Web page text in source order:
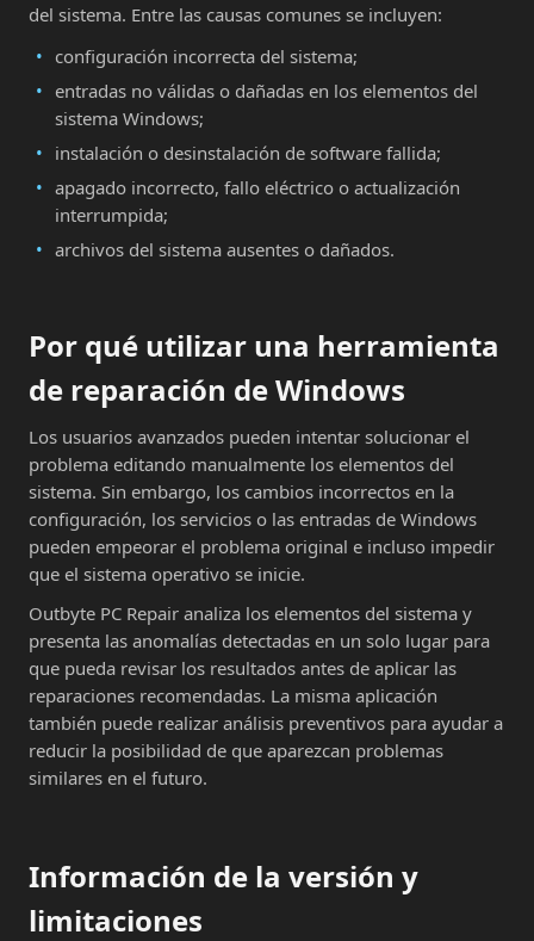
del sistema. Entre las causas comunes se incluyen:
configuración incorrecta del sistema;
entradas no válidas o dañadas en los elementos del
sistema Windows;
instalación o desinstalación de software fallida;
apagado incorrecto, fallo eléctrico o actualización
interrumpida;
archivos del sistema ausentes o dañados.
Por qué utilizar una herramienta
de reparación de Windows
Los usuarios avanzados pueden intentar solucionar el
problema editando manualmente los elementos del
sistema. Sin embargo, los cambios incorrectos en la
configuración, los servicios o las entradas de Windows
pueden empeorar el problema original e incluso impedir
que el sistema operativo se inicie.
Outbyte PC Repair analiza los elementos del sistema y
presenta las anomalías detectadas en un solo lugar para
que pueda revisar los resultados antes de aplicar las
reparaciones recomendadas. La misma aplicación
también puede realizar análisis preventivos para ayudar a
reducir la posibilidad de que aparezcan problemas
similares en el futuro.
Información de la versión y
limitaciones